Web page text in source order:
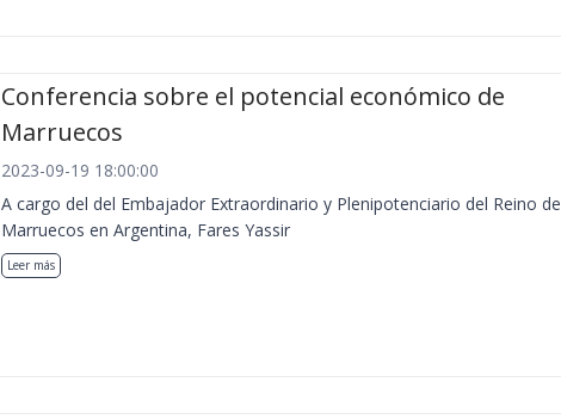
Conferencia sobre el potencial económico de
Marruecos
2023-09-19 18:00:00
A cargo del del Embajador Extraordinario y Plenipotenciario del Reino de
Marruecos en Argentina, Fares Yassir
Leer más